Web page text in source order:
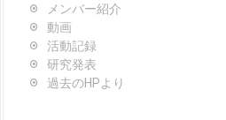
メンバー紹介
動画
活動記録
研究発表
過去のHPより